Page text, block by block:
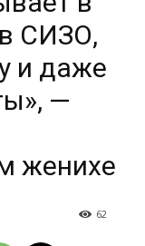
СИЗО,
и даже
—
женихе
62